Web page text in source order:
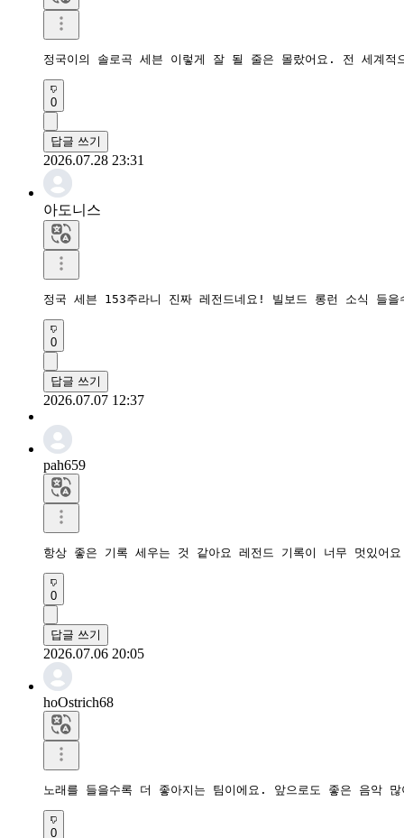
정국이의 솔로곡 세븐 이렇게 잘 될 줄은 몰랐어요. 전 세계적
0
답글 쓰기
2026.07.28 23:31
아도니스
정국 세븐 153주라니 진짜 레전드네요! 빌보드 롱런 소식 들
0
답글 쓰기
2026.07.07 12:37
pah659
항상 좋은 기록 세우는 것 같아요 레전드 기록이 너무 멋있어요
0
답글 쓰기
2026.07.06 20:05
hoOstrich68
노래를 들을수록 더 좋아지는 팀이에요. 앞으로도 좋은 음악
0